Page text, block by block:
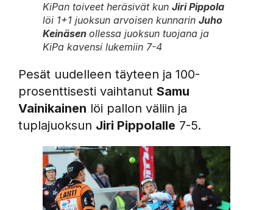
KiPan toiveet heräsivät kun Jiri Pippola
löi 1+1 juoksun arvoisen kunnarin Juho
Keinäsen ollessa juoksun tuojana ja
KiPa kavensi lukemiin 7-4
Pesät uudelleen täyteen ja 100-
prosenttisesti vaihtanut Samu
Vainikainen löi pallon väliin ja
tuplajuoksun Jiri Pippolalle 7-5.